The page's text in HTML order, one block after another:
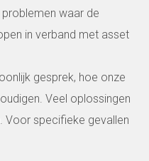
waar de
in verband met asset
gesprek, hoe onze
Veel oplossingen
Voor specifieke gevallen